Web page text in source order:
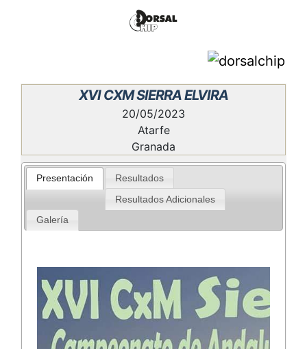
XVI CXM SIERRA ELVIRA
20/05/2023
Atarfe
Granada
Presentación Resultados
Resultados Adicionales
Galería